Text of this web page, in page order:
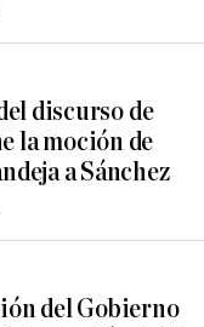
discurso de
la moción de
a Sánchez
del Gobierno